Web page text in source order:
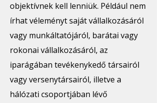
objektívnek kell lenniük. Például nem
írhat véleményt saját vállalkozásáról
vagy munkáltatójáról, barátai vagy
rokonai vállalkozásáról, az
iparágában tevékenykedő társairól
vagy versenytársairól, illetve a
hálózati csoportjában lévő